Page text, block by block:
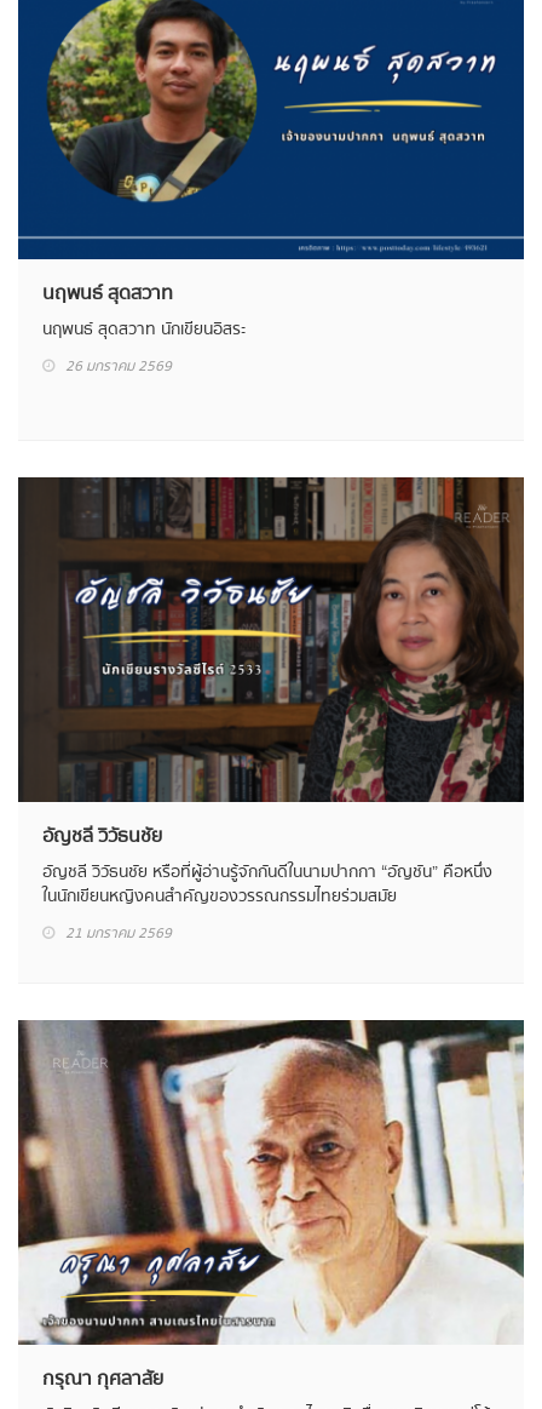
นฤพนธ์ สุดสวาท
นฤพนธ์ สุดสวาท นักเขียนอิสระ
26 มกราคม 2569
อัญชลี วิวัธนชัย
อัญชลี วิวัธนชัย หรือที่ผู้อ่านรู้จักกันดีในนามปากกา “อัญชัน” คือหนึ่ง
ในนักเขียนหญิงคนสำคัญของวรรณกรรมไทยร่วมสมัย
21 มกราคม 2569
กรุณา กุศลาสัย